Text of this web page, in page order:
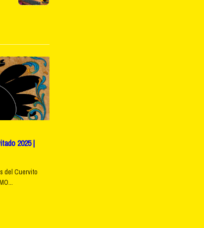
2025 |
del Cuervito